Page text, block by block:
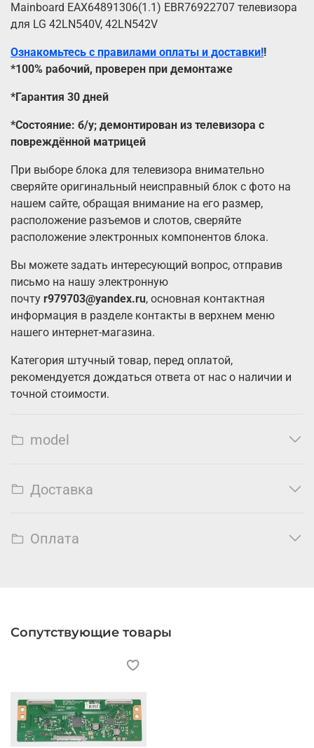
Mainboard EAX64891306(1.1) EBR76922707 телевизора
для LG 42LN540V, 42LN542V
Ознакомьтесь с правилами оплаты и доставки!!
*100% рабочий, проверен при демонтаже
*Гарантия 30 дней
*Состояние: б/у; демонтирован из телевизора с
повреждённой матрицей
При выборе блока для телевизора внимательно
сверяйте оригинальный неисправный блок с фото на
нашем сайте, обращая внимание на его размер,
расположение разъемов и слотов, сверяйте
расположение электронных компонентов блока.
Вы можете задать интересующий вопрос, отправив
письмо на нашу электронную
почту r979703@yandex.ru, основная контактная
информация в разделе контакты в верхнем меню
нашего интернет-магазина.
Категория штучный товар, перед оплатой,
рекомендуется дождаться ответа от нас о наличии и
точной стоимости.
model
Доставка
Оплата
Сопутствующие товары